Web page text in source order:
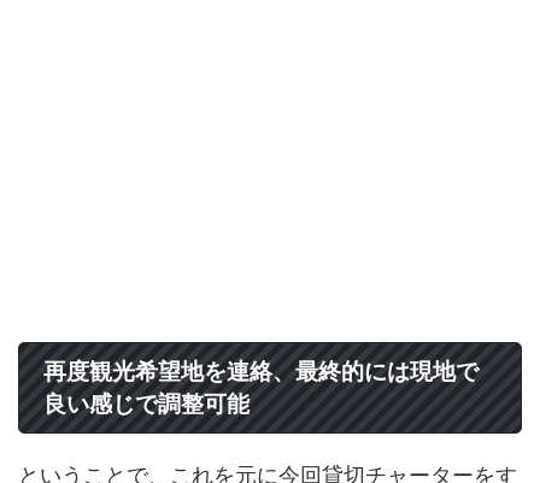
再度観光希望地を連絡、最終的には現地で
良い感じで調整可能
ということで、これを元に今回貸切チャーターをす